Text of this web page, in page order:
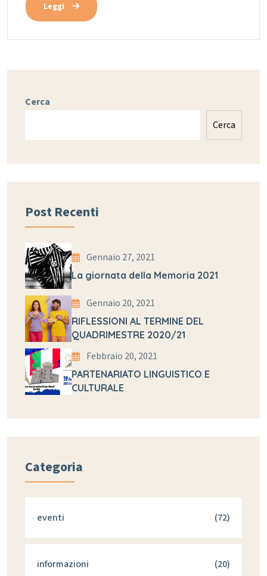
Leggi
Cerca
Cerca
Post Recenti
Gennaio 27, 2021
La giornata della Memoria 2021
Gennaio 20, 2021
RIFLESSIONI AL TERMINE DEL
QUADRIMESTRE 2020/21
Febbraio 20, 2021
PARTENARIATO LINGUISTICO E
CULTURALE
Categoria
eventi (72)
informazioni (20)